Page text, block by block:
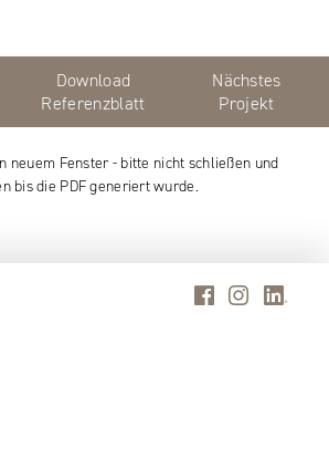
Download
Referenzblatt
Nächstes
Projekt
neuem Fenster - bitte nicht schließen und
bis die PDF generiert wurde.